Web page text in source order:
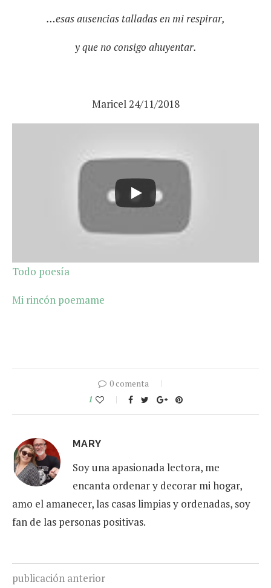
…esas ausencias talladas en mi respirar,
y que no consigo ahuyentar.
Maricel 24/11/2018
Todo poesía
Mi rincón poemame
0 comenta
1
MARY
Soy una apasionada lectora, me
encanta ordenar y decorar mi hogar,
amo el amanecer, las casas limpias y ordenadas, soy
fan de las personas positivas.
publicación anterior